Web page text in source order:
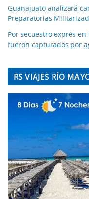
Guanajuato analizará
Preparatorias
Por secuestro exprés
fueron capturados por
RS VIAJES RÍO